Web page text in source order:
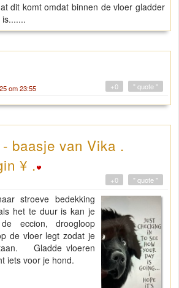
dit komt omdat binnen de vloer gladder
om 23:55 " quote "
+0
baasje van Vika .
¥ .
" quote "
+0
stroeve bedekking
het te duur is kan je
eccion, droogloop
de vloer legt zodat je
Gladde vloeren
iets voor je hond.